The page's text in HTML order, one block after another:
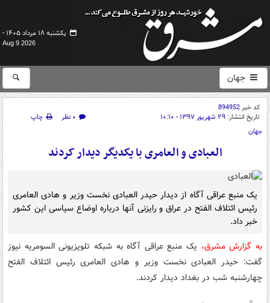
یکشنبه ۱۸ مرداد ۱۴۰۵ -
Aug 9 2026
جهان
کد خبر894952
تاریخ انتشار: ۲۹ شهریور ۱۳۹۷ - ۱۰:۱۰ ۰ نظر
چاپ
جهان
العبادی و العامری با یکدیگر دیدار کردند
یک منبع عراقی آگاه از دیدار حیدر العبادی نخست وزیر و هادی العامری
رئیس ائتلاف الفتح در عراق و رایزنی آنها درباره اوضاع سیاسی این کشور
خبر داد.
به گزارش مشرق، یک منبع عراقی آگاه به شبکه تلویزیونی السومریه نیوز
گفت: حیدر العبادی نخست وزیر و هادی العامری رئیس ائتلاف الفتح
چهارشنبه شب در بغداد دیدار کردند.